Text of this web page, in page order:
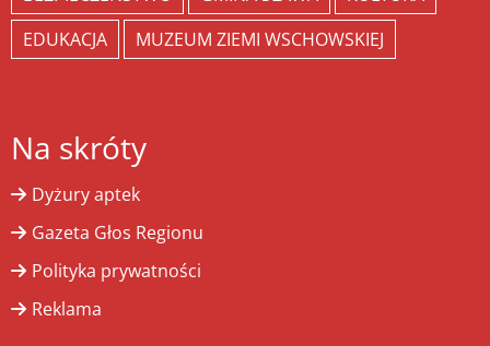
EDUKACJA
MUZEUM ZIEMI WSCHOWSKIEJ
Na skróty
Dyżury aptek
Gazeta Głos Regionu
Polityka prywatności
Reklama